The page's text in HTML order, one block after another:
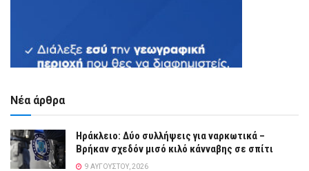
Νέα άρθρα
Ηράκλειο: Δύο συλλήψεις για ναρκωτικά –
Βρήκαν σχεδόν μισό κιλό κάνναβης σε σπίτι
9 ΑΥΓΟΎΣΤΟΥ, 2026